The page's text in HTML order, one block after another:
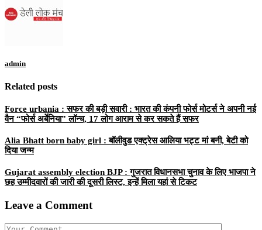
admin
Related posts
Force urbania : सफर की बड़ी सवारी : भारत की कंपनी फोर्स मोटर्स ने अपनी नई
वैन “फोर्स अर्बेनिया” लॉन्च, 17 लोग आराम से कर सकते हैं सफर
Alia Bhatt born baby girl : बॉलीवुड एक्ट्रेस आलिया भट्ट मां बनी, बेटी को
दिया जन्म
Gujarat assembly election BJP : गुजरात विधानसभा चुनाव के लिए भाजपा ने
छह उम्मीदवारों की जारी की दूसरी लिस्ट, इन्हें मिला यहां से टिकट
Leave a Comment